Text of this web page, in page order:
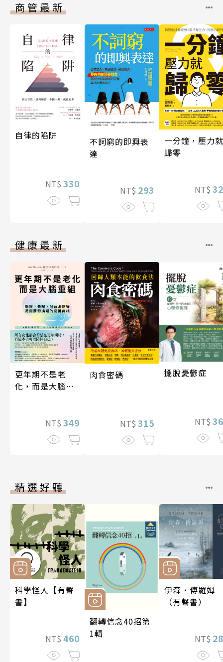
商管最新
自律的陷阱
NT$ 330
不詞窮的即興表
達
NT$ 293
一分鐘，壓力就
歸零
NT$
健康最新
更年期不是老
化，而是大腦重
NT$ 349
肉食密碼
NT$ 315
擺脫憂鬱症
NT$
精選好聽
科學怪人【有聲
書】
NT$ 460
翻轉信念40招第
1輯
伊森．傅羅姆
（有聲書）
NT$